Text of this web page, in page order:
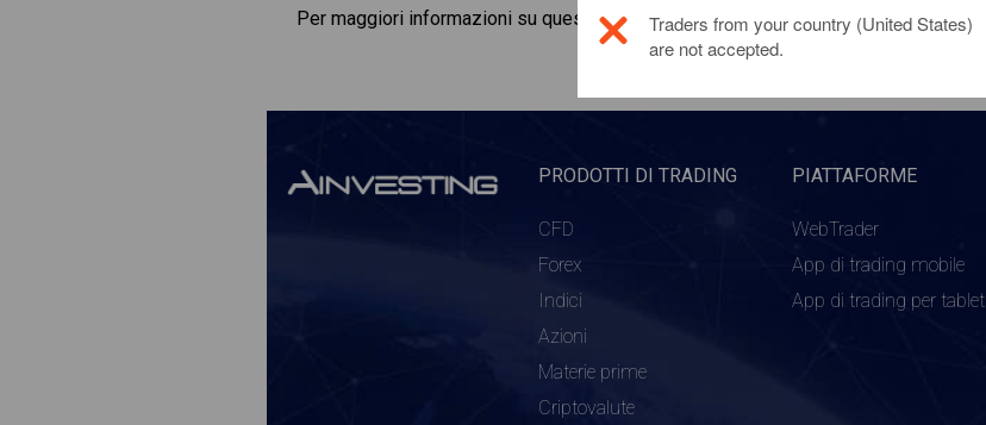
Per maggiori informazioni su questo prodotto di investimento,fai clic qui
PRODOTTI DI TRADING
CFD
Forex
Indici
Azioni
Materie prime
Criptovalute
PIATTAFORME
WebTrader
App di trading mobile
App di trading per tablet
Traders from your country (United States)
are not accepted.